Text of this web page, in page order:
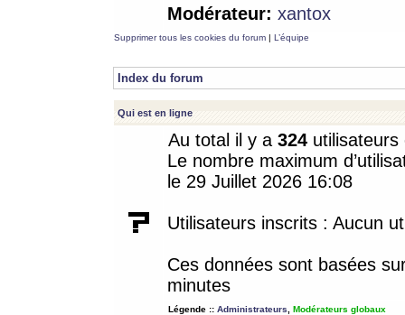
Modérateur: xantox
Supprimer tous les cookies du forum | L’équipe
Index du forum
Qui est en ligne
Au total il y a 324
Le nombre maximum
le 29 Juillet 2026 16:08
Utilisateurs inscrits : Aucun
Ces données sont basées
minutes
Légende :: Administrateurs Modérateurs globaux